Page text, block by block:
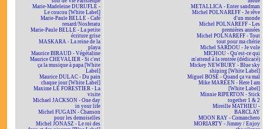
Marie-Madeleine DURUFLÉ -
Le coucou [White Label]
Marie-Paule BELLE - Café
renard/Nosferatu
Marie-Paule BELLE - La petite
écriture grise
MASKARA - La reine de la
playa
Maurice BIRAUD - Végétaline
Maurice CHEVALIER - Si c'est
ça la musique à papa [White
Label]
Maurice DULAC - Du pain
chaque jour [White Label]
Maxime LE FORESTIER - La
visite
Michael JACKSON - One day
in your life
Michel FUGAIN - Chanson
pour les demoiselles
Michel JONASZ - Le roi des
METALLICA - Enter sandman
Michel POLNAREFF - Je rêve
d'un monde
Michel POLNAREFF - Les
premières années
Michel POLNAREFF - Tout
tout pour ma chérie
Michel SARDOU - Je vole
MICHOU - Qu'est-ce qui
m'attend à la rentrée (dédicacé)
Mickey NEWBURY - Blue sky
shining [White Label]
Miguel BOSÉ - Quand ça va mal
Mike MAREEN - Here I am
[White Label]
Minnie RIPERTON - Stick
together 1 & 2
Mireille MATHIEU -
BARCLAY
MOON RAY - Comanchero
MORIARTY - Jimmy / Enjoy